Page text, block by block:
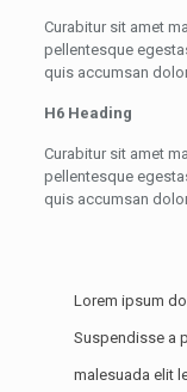
Curabitur sit amet
pellentesque
quis accumsan
H6 Heading
Curabitur sit amet
pellentesque
quis accumsan
Lorem ipsum
Suspendisse a
malesuada elit